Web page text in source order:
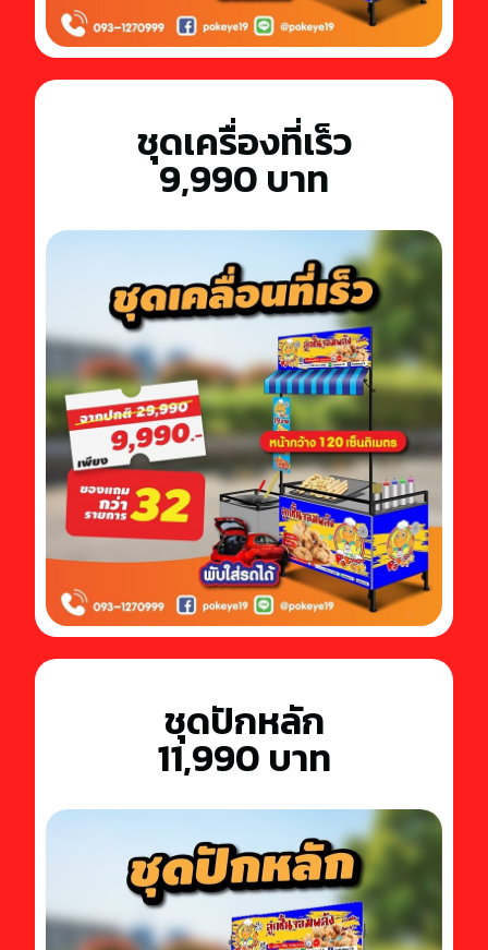
ชุดเครื่องที่เร็ว
9,990 บาท
ชุดปักหลัก
11,990 บาท